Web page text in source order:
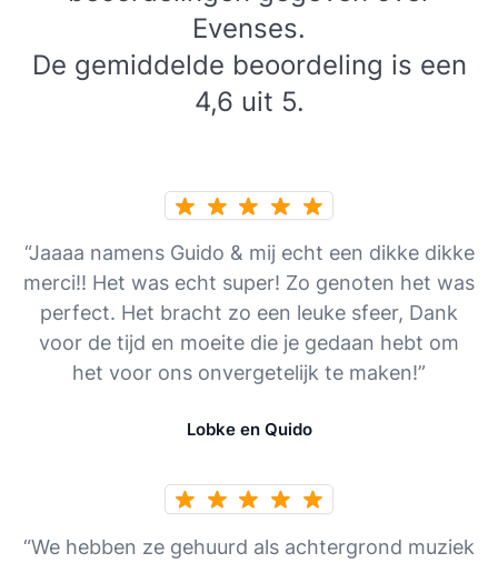
Evenses.
De gemiddelde beoordeling is een
4,6 uit 5.
“Jaaaa namens Guido & mij echt een dikke dikke
merci!! Het was echt super! Zo genoten het was
perfect. Het bracht zo een leuke sfeer, Dank
voor de tijd en moeite die je gedaan hebt om
het voor ons onvergetelijk te maken!”
Lobke en Quido
“We hebben ze gehuurd als achtergrond muziek